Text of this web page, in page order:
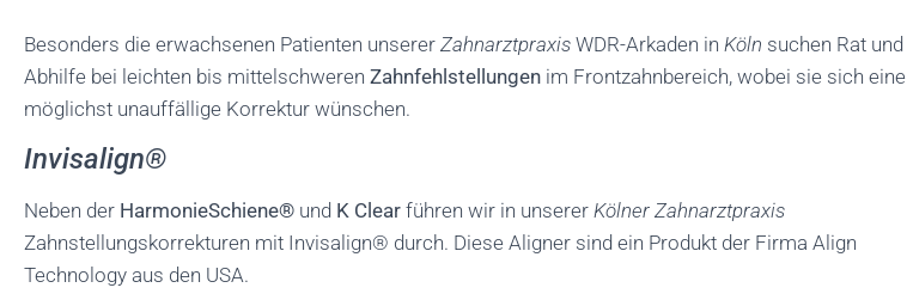
Besonders die erwachsenen Patienten unserer Zahnarztpraxis WDR-Arkaden in Köln suchen Rat und
Abhilfe bei leichten bis mittelschweren Zahnfehlstellungen im Frontzahnbereich, wobei sie sich eine
möglichst unauffällige Korrektur wünschen.
Invisalign®
Neben der HarmonieSchiene® und K Clear führen wir in unserer Kölner Zahnarztpraxis
Zahnstellungskorrekturen mit Invisalign® durch. Diese Aligner sind ein Produkt der Firma Align
Technology aus den USA.